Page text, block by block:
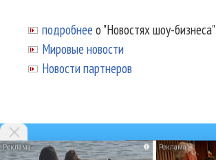
подробнее о "Новостях шоу-бизнеса"
Мировые новости
Новости партнеров
i